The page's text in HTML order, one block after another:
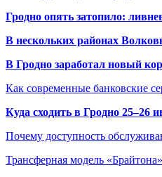
Гродно опять затопило:
В нескольких районах
В Гродно заработал новый
Как современные банковские
Куда сходить в Гродно 25–26
Почему доступность
Трансферная модель